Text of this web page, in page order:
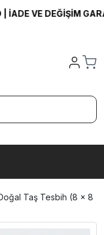
VE DEĞİŞİM
Taş Tesbih (8 x 8